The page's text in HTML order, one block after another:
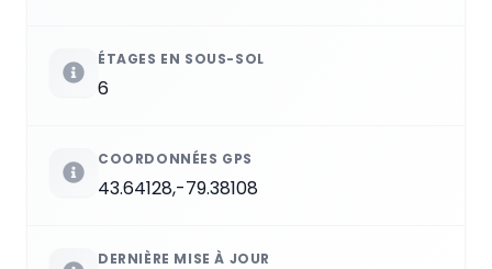
ÉTAGES EN SOUS-SOL
6
COORDONNÉES GPS
43.64128,-79.38108
DERNIÈRE MISE À JOUR